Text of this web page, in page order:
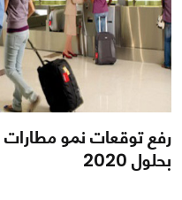
بحلول 2020